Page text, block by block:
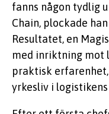
fanns någon tydlig
Chain, plockade
Resultatet, en
med inriktning mot
praktisk
yrkesliv i